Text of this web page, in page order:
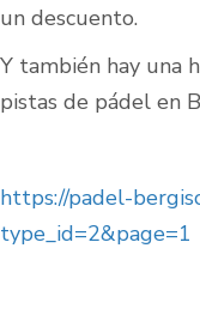
un descuento.
Y también hay una
pistas de pádel en
https://padel-
type_id=2&page=1